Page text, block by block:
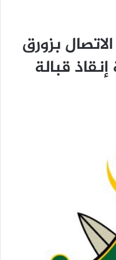
بزورق
قبالة